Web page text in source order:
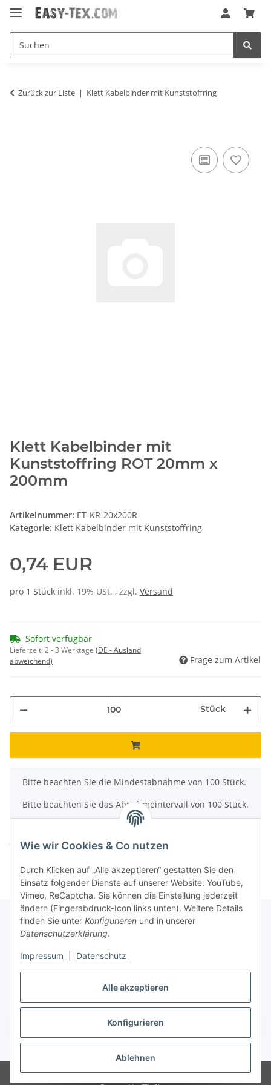
Alle akzeptieren
Konfigurieren
Ablehnen
Wie wir Cookies & Co nutzen
Durch Klicken auf „Alle akzeptieren“ gestatten Sie den
Einsatz folgender Dienste auf unserer Website: YouTube,
Vimeo, ReCaptcha. Sie können die Einstellung jederzeit
ändern (Fingerabdruck-Icon links unten). Weitere Details
finden Sie unter Konfigurieren und in unserer
Datenschutzerklärung.
Impressum Datenschutz
Zurück zur Liste Klett Kabelbinder mit Kunststoffring
Klett Kabelbinder mit
Kunststoffring ROT 20mm x
200mm
Artikelnummer: ET-KR-20x200R
Kategorie: Klett Kabelbinder mit Kunststoffring
0,74 EUR
pro 1 Stück inkl. 19% USt. , zzgl. Versand
Sofort verfügbar
Lieferzeit:2 - 3 Werktage (DE - Ausland
abweichend)
Frage zum Artikel
Stück
x
Bitte beachten Sie die Mindestabnahme von 100 Stück.
Bitte beachten Sie das Abnahmeintervall von 100 Stück.
Loading... Komponenten werden geladen ...
Gesetzliche Informationen
Vertrag widerrufen
* Alle Preise inkl. gesetzlicher USt., zzgl.Versand
© Easy-Tex.com